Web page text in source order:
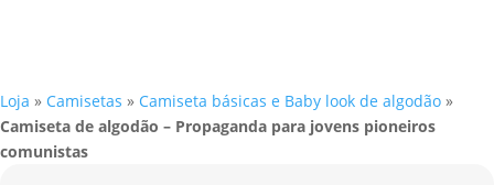
Loja » Camisetas » Camiseta básicas e Baby look de algodão »
Camiseta de algodão – Propaganda para jovens pioneiros
comunistas